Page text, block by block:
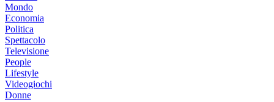
Mondo
Economia
Politica
Spettacolo
Televisione
People
Lifestyle
Videogiochi
Donne